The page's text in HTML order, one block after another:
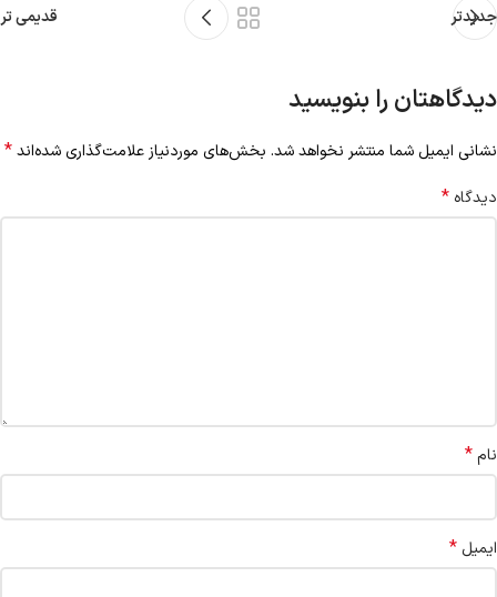
جدیدتر قدیمی تر
دیدگاهتان را بنویسید
نشانی ایمیل شما منتشر نخواهد شد. بخش‌های موردنیاز علامت‌گذاری شده‌اند*
دیدگاه *
نام*
ایمیل *